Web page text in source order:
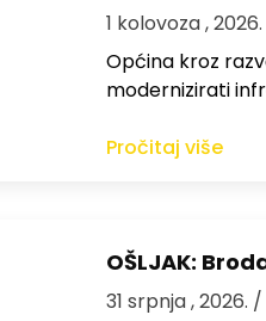
1 kolovoza , 2026.
Općina kroz
modernizirati
Pročitaj više
OŠLJAK:
31 srpnja , 2026. /